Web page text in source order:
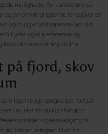
muligheder for vandreture på
og de omkringliggende landsbyer er
og ro og et afslappende ophold
tilbyder også konference og
din overnatning online.
fjord, skov
vil bo i rolige omgivelser tæt på
Her får du komfortable
og nem adgang til
gør stedet velegnet til alt fra